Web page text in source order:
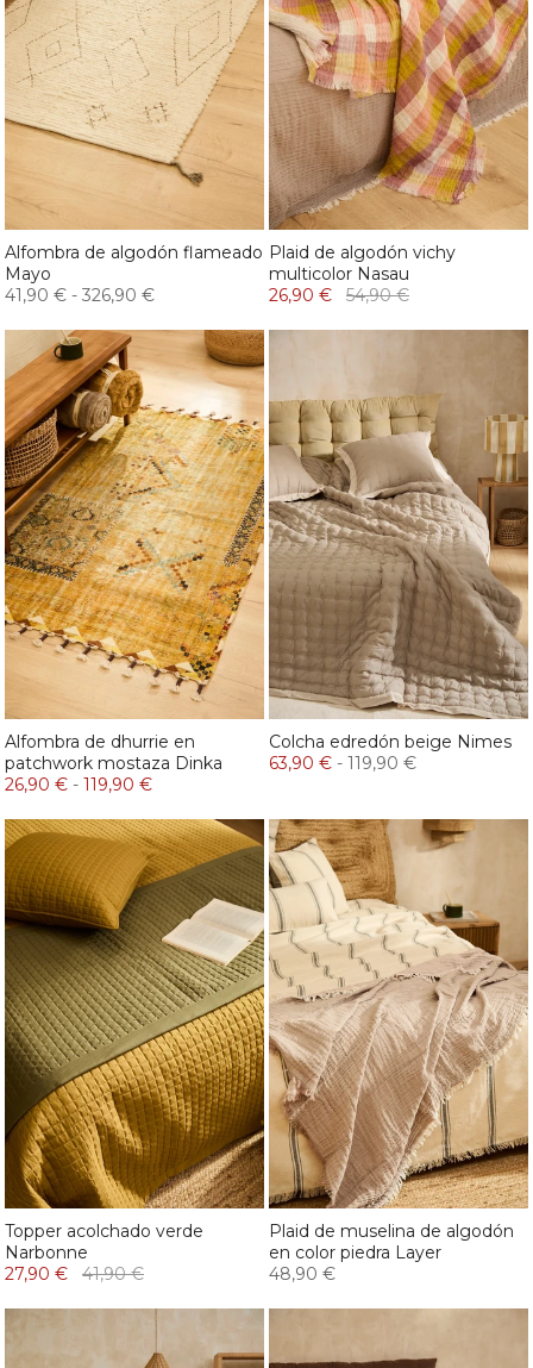
Alfombra de algodón flameado
Mayo
41,90 € - 326,90 €
Plaid de algodón vichy
multicolor Nasau
26,90 €
54,90 €
Alfombra de dhurrie en
patchwork mostaza Dinka
26,90 € - 119,90 €
Colcha edredón beige Nimes
63,90 € - 119,90 €
Topper acolchado verde
Narbonne
27,90 €
41,90 €
Plaid de muselina de algodón
en color piedra Layer
48,90 €